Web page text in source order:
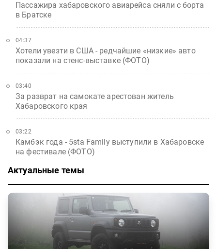
Пассажира хабаровского авиарейса сняли с борта
в Братске
Хотели увезти в США - редчайшие «низкие» авто
показали на стенс-выставке (ФОТО)
04:37
За разврат на самокате арестован житель
Хабаровского края
03:40
Камбэк года - 5sta Family выступили в Хабаровске
на фестивале (ФОТО)
03:22
Актуальные темы